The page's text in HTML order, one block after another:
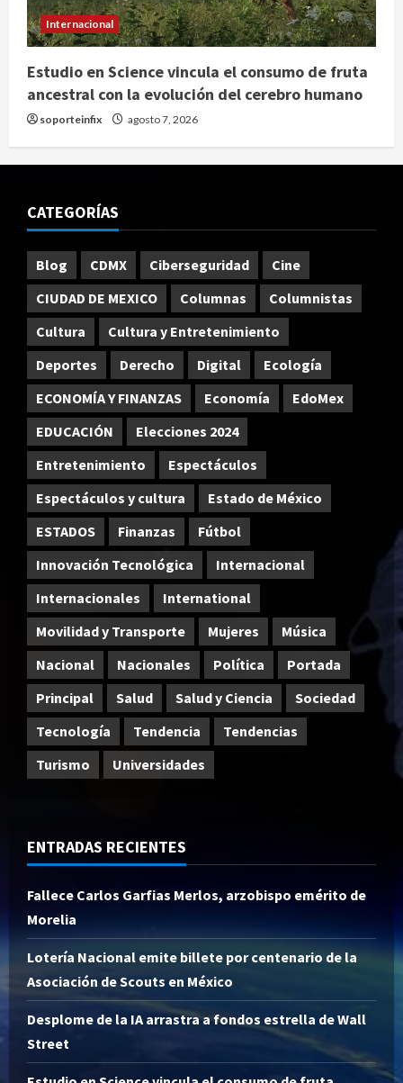
Internacional
Estudio en Science vincula el consumo de fruta
ancestral con la evolución del cerebro humano
soporteinfix agosto 7, 2026
CATEGORÍAS
Blog CDMX Ciberseguridad
Cine
CIUDAD DE MEXICO
Columnas
Columnistas
Cultura
Cultura y Entretenimiento
Deportes
Derecho Digital
Ecología
ECONOMÍA Y FINANZAS
Economía
EdoMex
EDUCACIÓN
Elecciones 2024
Entretenimiento
Espectáculos
Espectáculos y cultura
Estado de México
ESTADOS
Finanzas
Fútbol
Innovación Tecnológica
Internacional
Internacionales
International
Movilidad y Transporte
Mujeres
Música
Nacional
Nacionales Política
Portada
Principal
Salud Salud y Ciencia
Sociedad
Tecnología
Tendencia
Tendencias
Turismo
Universidades
ENTRADAS RECIENTES
Fallece Carlos Garfias Merlos, arzobispo emérito de
Morelia
Lotería Nacional emite billete por centenario de la
Asociación de Scouts en México
Desplome de la IA arrastra a fondos estrella de Wall
Street